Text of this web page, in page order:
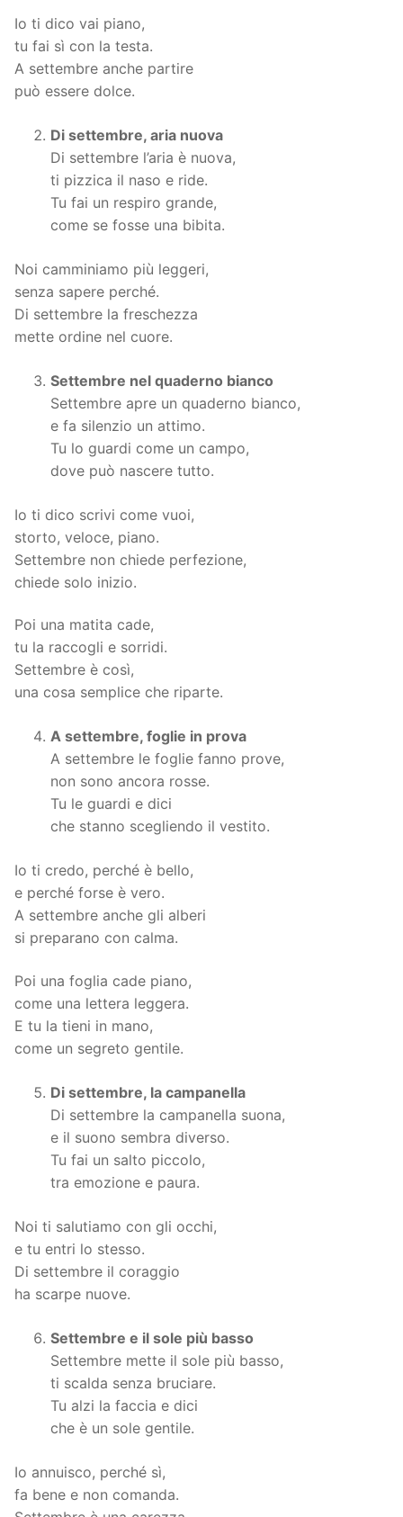
Io ti dico vai piano,
tu fai sì con la testa.
A settembre anche partire
può essere dolce.
Di settembre, aria nuova
Di settembre l’aria è nuova,
ti pizzica il naso e ride.
Tu fai un respiro grande,
come se fosse una bibita.
Noi camminiamo più leggeri,
senza sapere perché.
Di settembre la freschezza
mette ordine nel cuore.
Settembre nel quaderno bianco
Settembre apre un quaderno bianco,
e fa silenzio un attimo.
Tu lo guardi come un campo,
dove può nascere tutto.
Io ti dico scrivi come vuoi,
storto, veloce, piano.
Settembre non chiede perfezione,
chiede solo inizio.
Poi una matita cade,
tu la raccogli e sorridi.
Settembre è così,
una cosa semplice che riparte.
A settembre, foglie in prova
A settembre le foglie fanno prove,
non sono ancora rosse.
Tu le guardi e dici
che stanno scegliendo il vestito.
Io ti credo, perché è bello,
e perché forse è vero.
A settembre anche gli alberi
si preparano con calma.
Poi una foglia cade piano,
come una lettera leggera.
E tu la tieni in mano,
come un segreto gentile.
Di settembre, la campanella
Di settembre la campanella suona,
e il suono sembra diverso.
Tu fai un salto piccolo,
tra emozione e paura.
Noi ti salutiamo con gli occhi,
e tu entri lo stesso.
Di settembre il coraggio
ha scarpe nuove.
Settembre e il sole più basso
Settembre mette il sole più basso,
ti scalda senza bruciare.
Tu alzi la faccia e dici
che è un sole gentile.
Io annuisco, perché sì,
fa bene e non comanda.